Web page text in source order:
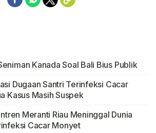
Kanada Soal Bali Bius Publik
Dugaan Santri Terinfeksi Cacar
Kasus Masih Suspek
Meranti Riau Meninggal Dunia
Cacar Monyet